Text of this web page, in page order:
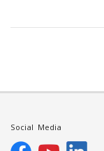
Social Media